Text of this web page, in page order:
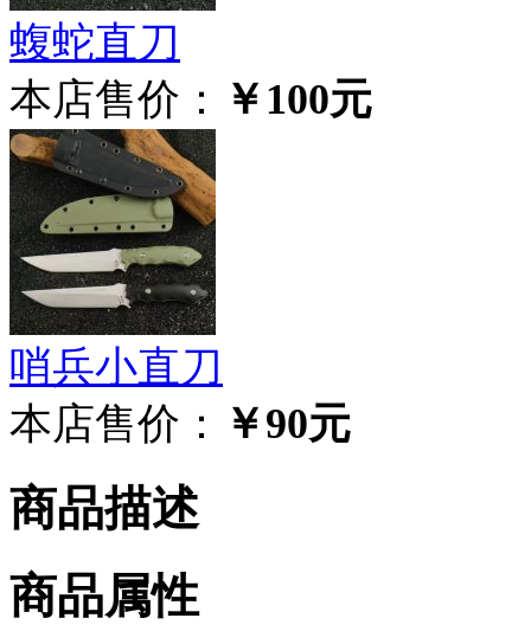
蝮蛇直刀
本店售价： ￥100元
哨兵小直刀
本店售价： ￥90元
商品描述
商品属性